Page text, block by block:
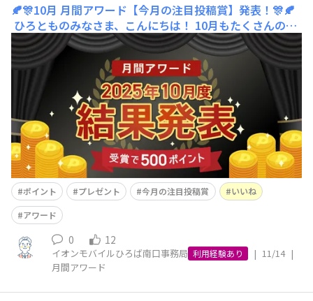
🍂🎊10月 月間アワード【今月の注目投稿賞】発表！🎊🍂
ひろとものみなさま、こんにちは！ 10月もたくさんのご
投稿をいただき、本当にありがとうございました！冷たい
風が吹き始める季節ですが、みなさまから寄せられた素敵
な投稿を、今月もスタッフ一同、毎日楽しみに拝見してい
ました！心温まるメッセージを本当にありがとうございま
す！✨スマホで撮
ポイント プレゼント 今月の注目投稿賞
いいね
アワード
0 12
イオンモバイルひろば南口事務局 利用経験あり | 11/14 |
月間アワード